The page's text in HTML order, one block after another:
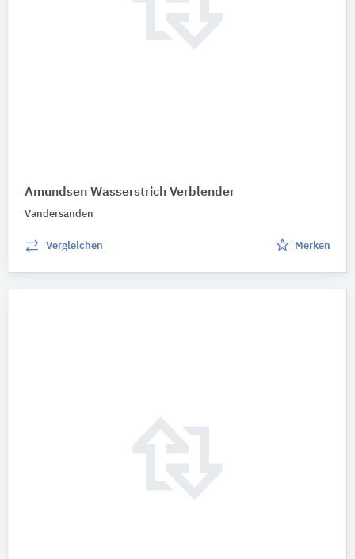
Amundsen Wasserstrich Verblender
Vandersanden
Vergleichen Merken